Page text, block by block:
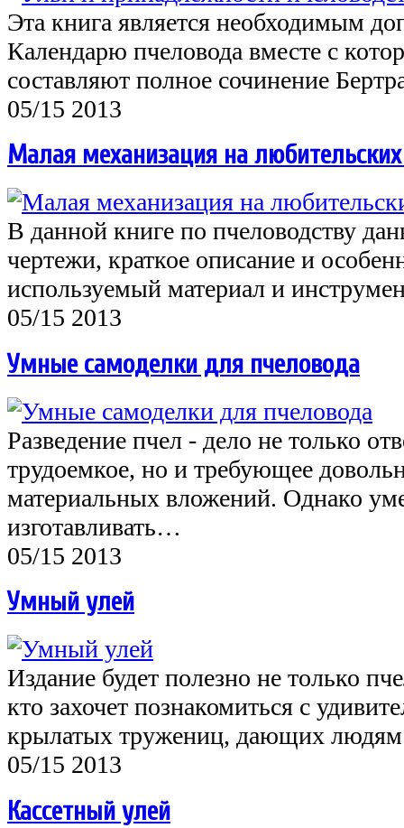
Эта книга является необходимым
Календарю пчеловода вместе с
составляют полное сочинение
05/15 2013
Малая механизация на любительских
В данной книге по пчеловодству
чертежи, краткое описание и
используемый материал и
05/15 2013
Умные самоделки для пчеловода
Разведение пчел - дело не только
трудоемкое, но и требующее
материальных вложений. Однако
изготавливать…
05/15 2013
Умный улей
Издание будет полезно не только
кто захочет познакомиться с
крылатых тружениц, дающих
05/15 2013
Кассетный улей